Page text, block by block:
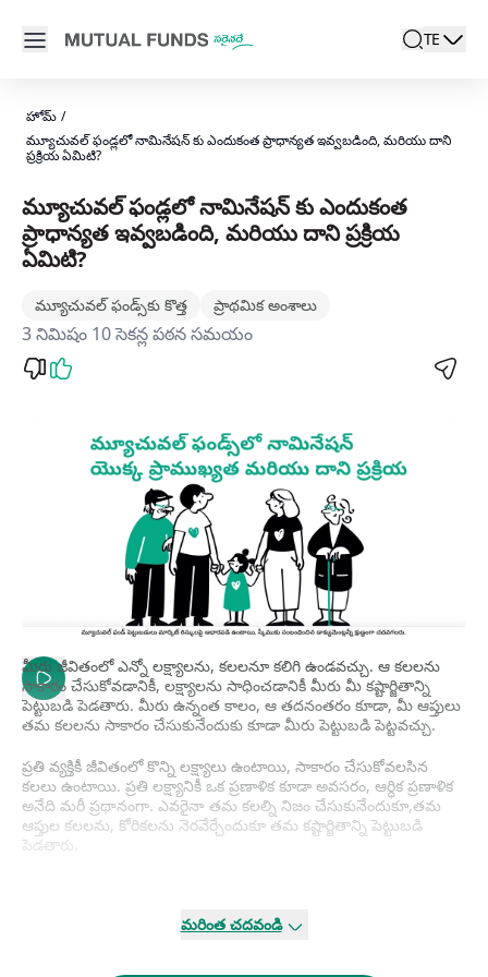
Open main menu
search
Locale
TE
active
హోమ్ /
మ్యూచువల్ ఫండ్లలో నామినేషన్ కు ఎందుకంత ప్రాధాన్యత ఇవ్వబడింది, మరియు దాని
ప్రక్రియ ఏమిటి?
మ్యూచువల్ ఫండ్లలో నామినేషన్ కు ఎందుకంత
ప్రాధాన్యత ఇవ్వబడింది, మరియు దాని ప్రక్రియ
ఏమిటి?
మ్యూచువల్ ఫండ్స్‌కు కొత్త ప్రాథమిక అంశాలు
3 నిమిషం 10 సెకన్ల పఠన సమయం
మీరు జీవితంలో ఎన్నో లక్ష్యాలను, కలలనూ కలిగి ఉండవచ్చు. ఆ కలలను
సాకారం చేసుకోవడానికీ, లక్ష్యాలను సాధించడానికీ మీరు మీ కష్టార్జితాన్ని
పెట్టుబడి పెడతారు. మీరు ఉన్నంత కాలం, ఆ తదనంతరం కూడా, మీ ఆప్తులు
తమ కలలను సాకారం చేసుకునేందుకు కూడా మీరు పెట్టుబడి పెట్టవచ్చు.
ప్రతి వ్యక్తికీ జీవితంలో కొన్ని లక్ష్యాలు ఉంటాయి, సాకారం చేసుకోవలసిన
కలలు ఉంటాయి. ప్రతి లక్ష్యానికీ ఒక ప్రణాళిక కూడా అవసరం, ఆర్ధిక ప్రణాళిక
అనేది మరీ ప్రథానంగా. ఎవరైనా తమ కలల్ని నిజం చేసుకునేందుకూ,తమ
ఆప్తుల కలలను, కోరికలను నెరవేర్చేందుకూ తమ కష్టార్జితాన్ని పెట్టుబడి
పెడతారు.
జీవిత భాగస్వామికి గానీ పిల్లలకు గానీ చేరాలని ప్రతి ఒక్కరూ భావిస్తారు. కానీ
మరింత చదవండి